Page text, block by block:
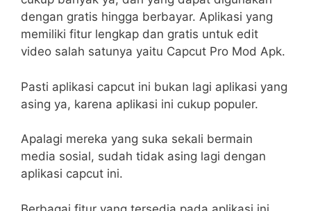
dengan gratis hingga berbayar. Aplikasi yang
memiliki fitur lengkap dan gratis untuk edit
video salah satunya yaitu Capcut Pro Mod Apk.
Pasti aplikasi capcut ini bukan lagi aplikasi yang
asing ya, karena aplikasi ini cukup populer.
Apalagi mereka yang suka sekali bermain
media sosial, sudah tidak asing lagi dengan
aplikasi capcut ini.